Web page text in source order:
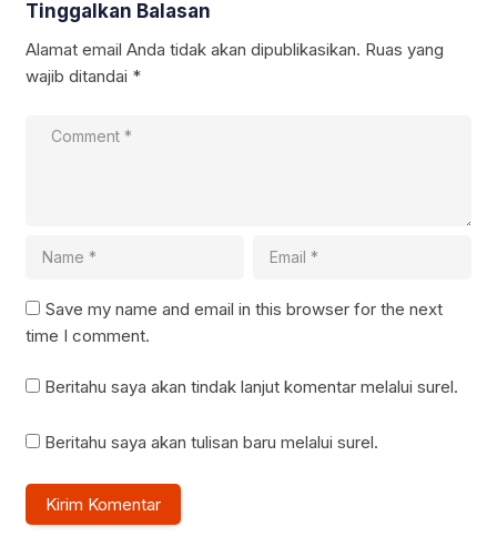
Tinggalkan Balasan
Alamat email Anda tidak akan dipublikasikan. Ruas yang
wajib ditandai *
Save my name and email in this browser for the next
time I comment.
Beritahu saya akan tindak lanjut komentar melalui surel.
Beritahu saya akan tulisan baru melalui surel.